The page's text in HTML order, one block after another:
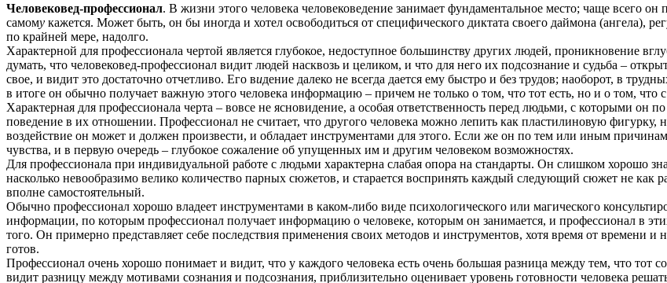
Человековед-профессионал. В жизни этого человека человековедение занимает фундаментальное место; чаще всего
самому кажется. Может быть, он бы иногда и хотел освободиться от специфического диктата своего даймона (ангела),
по крайней мере, надолго.
Характерной для профессионала чертой является глубокое, недоступное большинству других людей, проникновение
думать, что человековед-профессионал видит людей насквозь и целиком, и что для него их подсознание и судьба –
свое, и видит это достаточно отчетливо. Его видение далеко не всегда дается ему быстро и без трудов; наоборот, в
в итоге он обычно получает важную этого человека информацию – причем не только о том, что тот есть, но и о том, что
Характерная для профессионала черта – вовсе не ясновидение, а особая ответственность перед людьми, с которыми он
поведение в их отношении. Профессионал не считает, что другого человека можно лепить как пластилиновую фигурку,
воздействие он может и должен произвести, и обладает инструментами для этого. Если же он по тем или иным
чувства, и в первую очередь – глубокое сожаление об упущенных им и другим человеком возможностях.
Для профессионала при индивидуальной работе с людьми характерна слабая опора на стандарты. Он слишком хорошо
насколько невообразимо велико количество парных сюжетов, и старается воспринять каждый следующий сюжет не
вполне самостоятельный.
Обычно профессионал хорошо владеет инструментами в каком-либо виде психологического или магического
информации, по которым профессионал получает информацию о человеке, которым он занимается, и профессионал в
того. Он примерно представляет себе последствия применения своих методов и инструментов, хотя время от времени
готов.
Профессионал очень хорошо понимает и видит, что у каждого человека есть очень большая разница между тем, что тот
видит разницу между мотивами сознания и подсознания, приблизительно оценивает уровень готовности человека